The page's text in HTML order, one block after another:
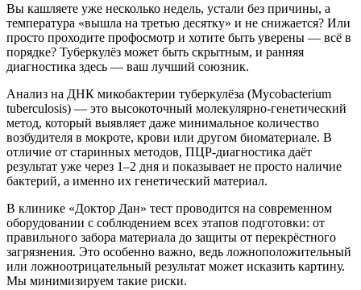
Вы кашляете уже несколько недель, устали без причины, а
температура «вышла на третью десятку» и не снижается? Или
просто проходите профосмотр и хотите быть уверены — всё в
порядке? Туберкулёз может быть скрытным, и ранняя
диагностика здесь — ваш лучший союзник.
Анализ на ДНК микобактерии туберкулёза (Mycobacterium
tuberculosis) — это высокоточный молекулярно-генетический
метод, который выявляет даже минимальное количество
возбудителя в мокроте, крови или другом биоматериале. В
отличие от старинных методов, ПЦР-диагностика даёт
результат уже через 1–2 дня и показывает не просто наличие
бактерий, а именно их генетический материал.
В клинике «Доктор Дан» тест проводится на современном
оборудовании с соблюдением всех этапов подготовки: от
правильного забора материала до защиты от перекрёстного
загрязнения. Это особенно важно, ведь ложноположительный
или ложноотрицательный результат может исказить картину.
Мы минимизируем такие риски.